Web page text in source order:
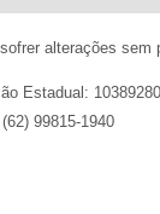
alterações sem
Estadual:
99815-1940